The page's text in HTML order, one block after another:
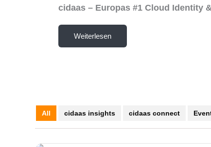
cidaas – Europas #1 Cloud Identity
Weiterlesen
All cidaas insights cidaas connect